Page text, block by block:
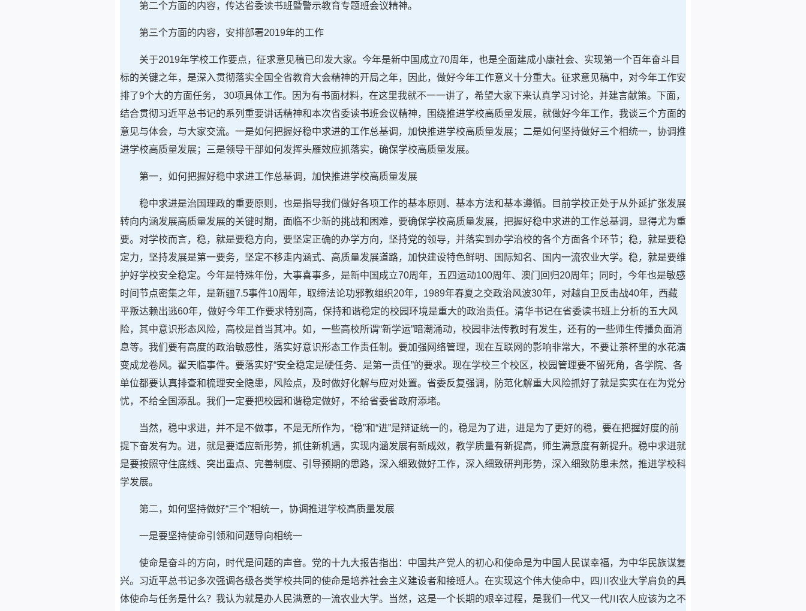
第二个方面的内容，传达省委读书班暨警示教育专题班会议精神。
第三个方面的内容，安排部署2019年的工作
关于2019年学校工作要点，征求意见稿已印发大家。今年是新中国成立70周年，也是全面建成小康社会、实现第一个百年奋斗目
标的关键之年，是深入贯彻落实全国全省教育大会精神的开局之年，因此，做好今年工作意义十分重大。征求意见稿中，对今年工作安
排了9个大的方面任务， 30项具体工作。因为有书面材料，在这里我就不一一讲了，希望大家下来认真学习讨论，并建言献策。下面，
结合贯彻习近平总书记的系列重要讲话精神和本次省委读书班会议精神，围绕推进学校高质量发展，就做好今年工作，我谈三个方面的
意见与体会，与大家交流。一是如何把握好稳中求进的工作总基调，加快推进学校高质量发展；二是如何坚持做好三个相统一，协调推
进学校高质量发展；三是领导干部如何发挥头雁效应抓落实，确保学校高质量发展。
第一，如何把握好稳中求进工作总基调，加快推进学校高质量发展
稳中求进是治国理政的重要原则，也是指导我们做好各项工作的基本原则、基本方法和基本遵循。目前学校正处于从外延扩张发展
转向内涵发展高质量发展的关键时期，面临不少新的挑战和困难，要确保学校高质量发展，把握好稳中求进的工作总基调，显得尤为重
要。对学校而言，稳，就是要稳方向，要坚定正确的办学方向，坚持党的领导，并落实到办学治校的各个方面各个环节；稳，就是要稳
定力，坚持发展是第一要务，坚定不移走内涵式、高质量发展道路，加快建设特色鲜明、国际知名、国内一流农业大学。稳，就是要维
护好学校安全稳定。今年是特殊年份，大事喜事多，是新中国成立70周年，五四运动100周年、澳门回归20周年；同时，今年也是敏感
时间节点密集之年，是新疆7.5事件10周年，取缔法论功邪教组织20年，1989年春夏之交政治风波30年，对越自卫反击战40年，西藏
平叛达赖出逃60年，做好今年工作要求特别高，保持和谐稳定的校园环境是重大的政治责任。清华书记在省委读书班上分析的五大风
险，其中意识形态风险，高校是首当其冲。如，一些高校所谓“新学运”暗潮涌动，校园非法传教时有发生，还有的一些师生传播负面消
息等。我们要有高度的政治敏感性，落实好意识形态工作责任制。要加强网络管理，现在互联网的影响非常大，不要让茶杯里的水花演
变成龙卷风。翟天临事件。要落实好“安全稳定是硬任务、是第一责任”的要求。现在学校三个校区，校园管理要不留死角，各学院、各
单位都要认真排查和梳理安全隐患，风险点，及时做好化解与应对处置。省委反复强调，防范化解重大风险抓好了就是实实在在为党分
忧，不给全国添乱。我们一定要把校园和谐稳定做好，不给省委省政府添堵。
当然，稳中求进，并不是不做事，不是无所作为，“稳”和“进”是辩证统一的，稳是为了进，进是为了更好的稳，要在把握好度的前
提下奋发有为。进，就是要适应新形势，抓住新机遇，实现内涵发展有新成效，教学质量有新提高，师生满意度有新提升。稳中求进就
是要按照守住底线、突出重点、完善制度、引导预期的思路，深入细致做好工作，深入细致研判形势，深入细致防患未然，推进学校科
学发展。
第二，如何坚持做好“三个”相统一，协调推进学校高质量发展
一是要坚持使命引领和问题导向相统一
使命是奋斗的方向，时代是问题的声音。党的十九大报告指出：中国共产党人的初心和使命是为中国人民谋幸福，为中华民族谋复
兴。习近平总书记多次强调各级各类学校共同的使命是培养社会主义建设者和接班人。在实现这个伟大使命中，四川农业大学肩负的具
体使命与任务是什么？我认为就是办人民满意的一流农业大学。当然，这是一个长期的艰辛过程，是我们一代又一代川农人应该为之不